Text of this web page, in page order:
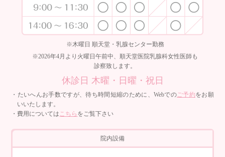
※木曜日 順天堂・乳腺センター勤務
※2026年4月より火曜日午前中、順天堂医院乳腺科女性医師も
診察致します。
休診日 木曜・日曜・祝日
・たいへんお手数ですが、待ち時間短縮のために、Webでのご予約をお願
いいたします。
・費用についてはこちら をご覧下さい
院内設備